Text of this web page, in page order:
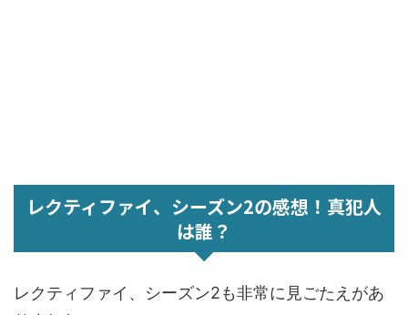
レクティファイ、シーズン2の感想！真犯人
は誰？
レクティファイ、シーズン2も非常に見ごたえがあ